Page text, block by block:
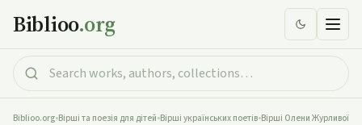
Biblioo.org
Biblioo.org•Вірші та поезія для дітей•Вірші українських поетів•Вірші Олени Журливої